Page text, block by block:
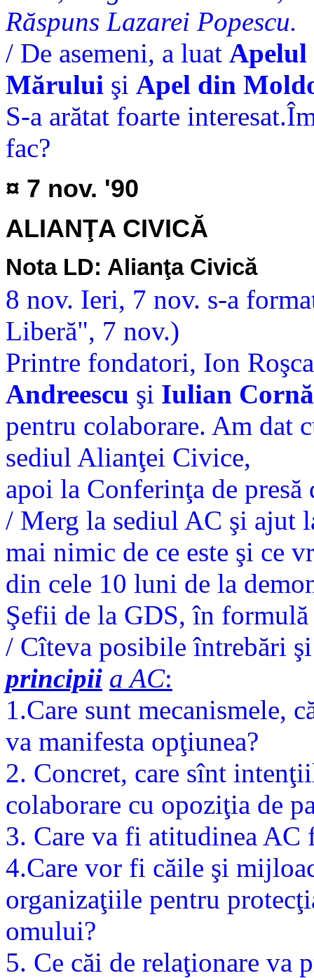
Răspuns Lazarei Popescu.
/ De asemeni, a luat
Mărului şi Apel din
S-a arătat foarte
fac?
¤ 7 nov. '90
ALIANŢA CIVICĂ
Nota LD: Alianţa Civică
8 nov. Ieri, 7 nov. s-a
Liberă", 7 nov.)
Printre fondatori, Ion
Andreescu şi Iulian
pentru colaborare. Am dat
sediul Alianţei Civice,
apoi la Conferinţa de presă
/ Merg la sediul AC şi ajut
mai nimic de ce este şi ce
din cele 10 luni de la
Şefii de la GDS, în
/ Cîteva posibile întrebări
principii a AC:
1.Care sunt mecanismele,
va manifesta opţiunea?
2. Concret, care sînt
colaborare cu opoziţia de
3. Care va fi atitudinea AC
4.Care vor fi căile şi
organizaţiile pentru
omului?
5. Ce căi de relaţionare va